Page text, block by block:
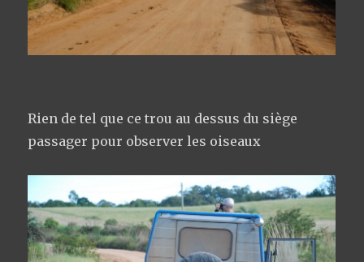
Rien de tel que ce trou au dessus du siège
passager pour observer les oiseaux